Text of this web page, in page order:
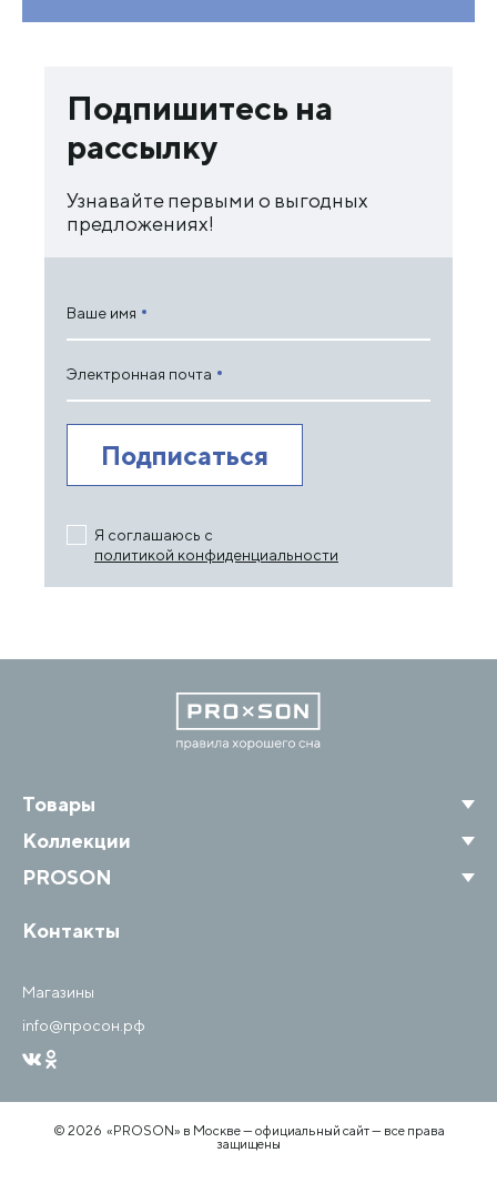
Подпишитесь на
рассылку
Узнавайте первыми о выгодных
предложениях!
Ваше имя
Электронная почта
Я соглашаюсь с
политикой конфиденциальности
Товары
Коллекции
PROSON
Контакты
Магазины
info@просон.рф
© 2026 «PROSON» в Москве — официальный сайт — все права
защищены